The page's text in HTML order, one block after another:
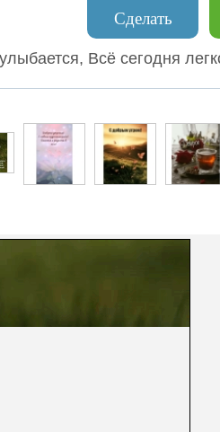
Сделать
Всё сегодня